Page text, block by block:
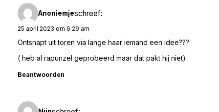
Anoniemjeschreef:
25 april 2023 om 6:29 am
Ontsnapt uit toren via lange haar iemand een idee???
( heb al rapunzel geprobeerd maar dat pakt hij niet)
Beantwoorden